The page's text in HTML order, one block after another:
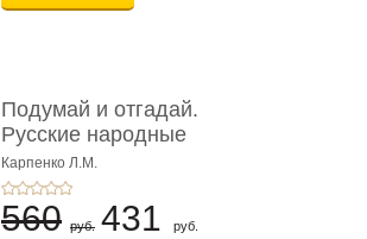
Подумай и отгадай.
Русские народные
загадки
Карпенко Л.М.
560 руб. 431 руб.